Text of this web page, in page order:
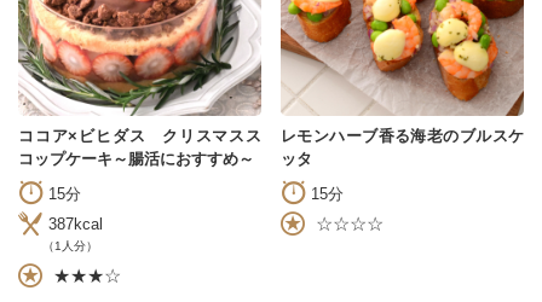
ココア×ビヒダス クリスマスス
コップケーキ～腸活におすすめ～
15分
387kcal
（1人分）
★★★☆
レモンハーブ香る海老のブルスケ
ッタ
15分
☆☆☆☆